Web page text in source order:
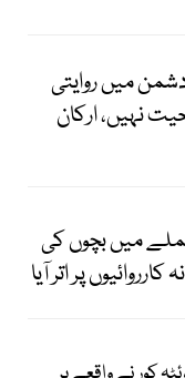
میں روایتی
نہیں، ارکان
میں بچوں کی
پر اتر آیا